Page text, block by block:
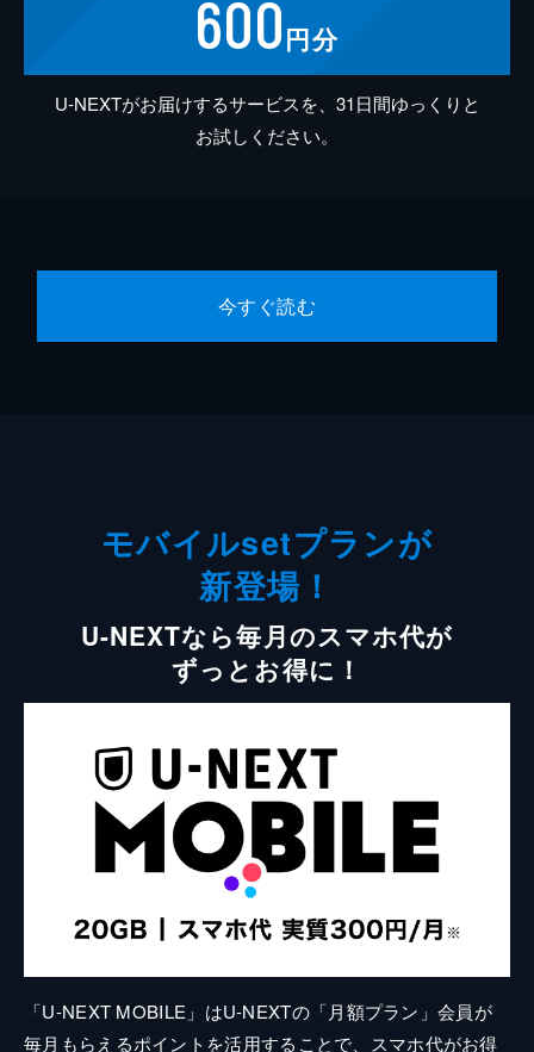
600円分
U-NEXTがお届けするサービスを、31日間ゆっくりと
お試しください。
今すぐ読む
モバイルsetプランが
新登場！
U-NEXTなら毎月のスマホ代が
ずっとお得に！
「U-NEXT MOBILE」はU-NEXTの「月額プラン」会員が
毎月もらえるポイントを活用することで、スマホ代がお得